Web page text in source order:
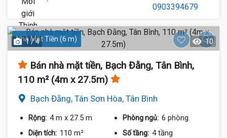
Nhà Mặt Tiền (6 m)
1 / 4 10
Bán nhà mặt tiền, Bạch Đằng, Tân Bình,
110 m² (4m x 27.5m)
Bạch Đằng, Tân Sơn Hòa, Tân Bình
Rộng: 4 m x 27.5 m Phòng ngủ: 6 phòng
Diện tích: 110 m² Số tầng: 4 tầng